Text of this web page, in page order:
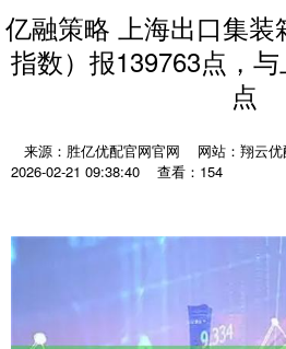
亿融策略 上海出口集装
指数）报139763点，
点
来源：胜亿优配官网官网 网站：翔云
2026-02-21 09:38:40
查看：154